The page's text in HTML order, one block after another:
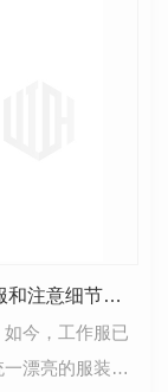
成都工作服定做推荐学习如何定制工作服和注意细节非常容易。
今，工作服已
漂亮的服装，